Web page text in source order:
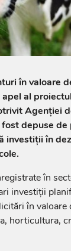
în valoare
al
Agenției
depuse
investiții în
în
investiții
în
horticultura,